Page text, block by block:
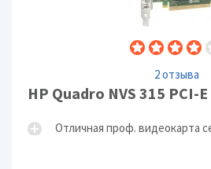
2 отзыва
HP Quadro NVS 315 PCI-
Отличная проф. видеокарта